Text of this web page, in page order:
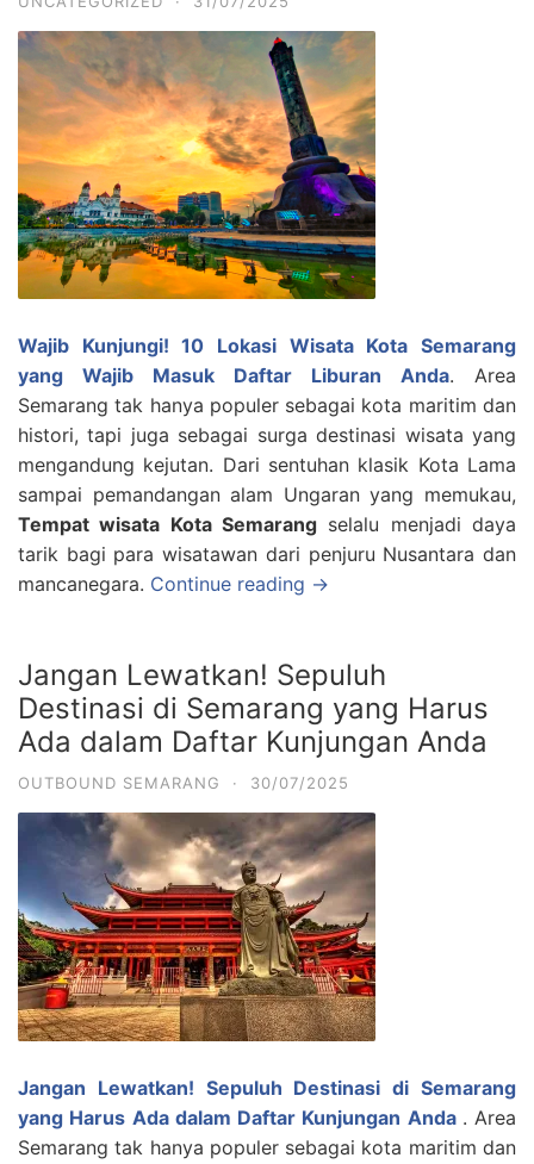
Wajib Kunjungi! 10 Lokasi Wisata Kota Semarang
yang Wajib Masuk Daftar Liburan Anda. Area
Semarang tak hanya populer sebagai kota maritim dan
histori, tapi juga sebagai surga destinasi wisata yang
mengandung kejutan. Dari sentuhan klasik Kota Lama
sampai pemandangan alam Ungaran yang memukau,
Tempat wisata Kota Semarang selalu menjadi daya
tarik bagi para wisatawan dari penjuru Nusantara dan
mancanegara. Continue reading →
Jangan Lewatkan! Sepuluh
Destinasi di Semarang yang Harus
Ada dalam Daftar Kunjungan Anda
OUTBOUND SEMARANG · 30/07/2025
Jangan Lewatkan! Sepuluh Destinasi di Semarang
yang Harus Ada dalam Daftar Kunjungan Anda . Area
Semarang tak hanya populer sebagai kota maritim dan